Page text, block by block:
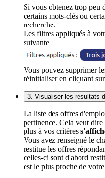
Si vous obtenez trop peu
certains mots-clés ou
recherche.
Les filtres appliqués à
suivante :
Vous pouvez supprimer
réinitialiser en cliquant
3. Visualiser les résultats
La liste des offres
pertinence. Cela veut
plus à vos critères
Vous avez renseigné le
restitue les offres
celles-ci sont d'abord
est le plus proche de